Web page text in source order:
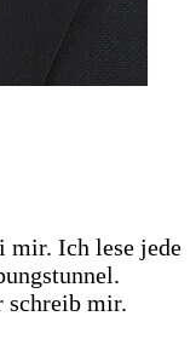
mir. Ich lese jede
schreib mir.